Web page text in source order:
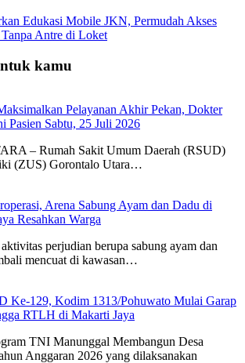
Edukasi Mobile JKN, Permudah Akses
Antre di Loket
kamu
Pelayanan Akhir Pekan, Dokter
Pasien Sabtu, 25 Juli 2026
– Rumah Sakit Umum Daerah (RSUD)
(ZUS) Gorontalo Utara…
Arena Sabung Ayam dan Dadu di
Resahkan Warga
perjudian berupa sabung ayam dan
mencuat di kawasan…
Ke-129, Kodim 1313/Pohuwato Mulai Garap
RTLH di Makarti Jaya
TNI Manunggal Membangun Desa
Anggaran 2026 yang dilaksanakan